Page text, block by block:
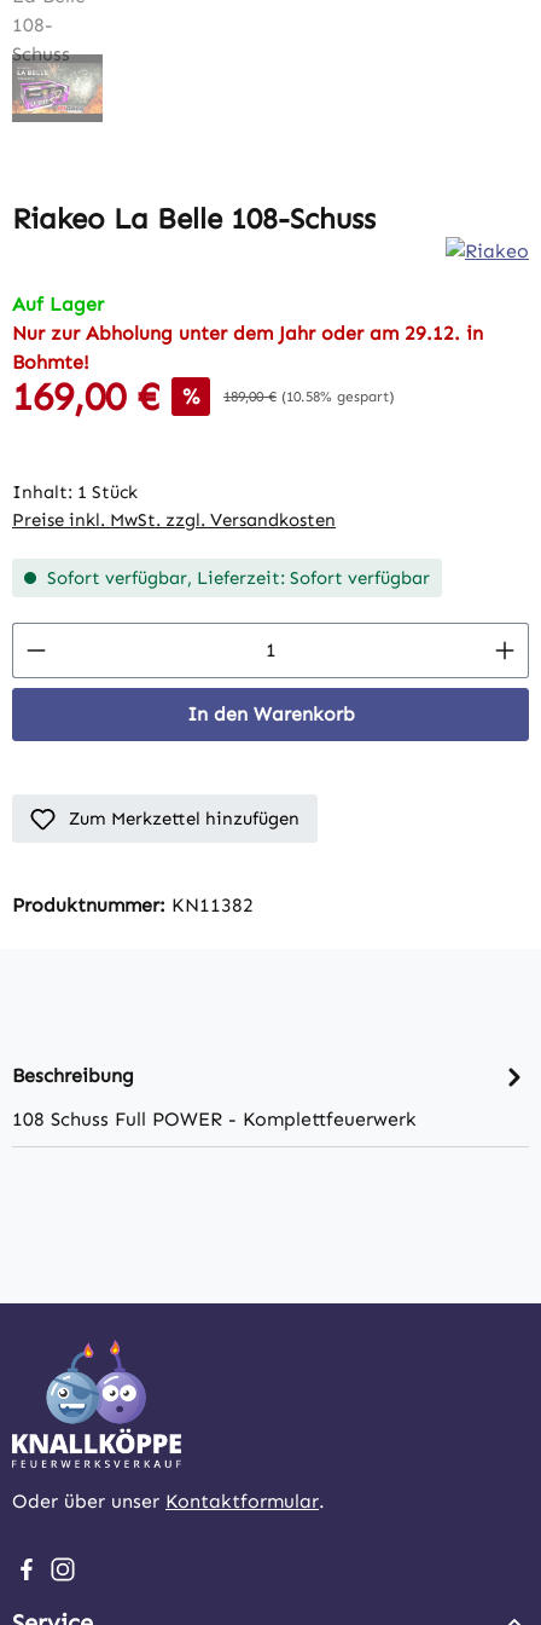
Riakeo La Belle 108-Schuss
Auf Lager
Nur zur Abholung unter dem Jahr oder am 29.12. in
Bohmte!
Verkaufspreis:
169,00 € % Regulärer Preis:
189,00 € (10.58% gespart)
Inhalt: 1 Stück
Preise inkl. MwSt. zzgl. Versandkosten
Sofort verfügbar, Lieferzeit: Sofort verfügbar
Produkt Anzahl: Gib den gewünschten
In den Warenkorb
Zum Merkzettel hinzufügen
Produktnummer: KN11382
Beschreibung
108 Schuss Full POWER - Komplettfeuerwerk
Oder über unser Kontaktformular.
Besuche uns auf Facebook – öffnet in neuem Tab
Schau auf Instagram vorbei – öffnet in neuem Tab